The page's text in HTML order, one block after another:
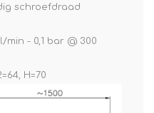
schroefdraad
min - 0,1 bar @ 300
H=70